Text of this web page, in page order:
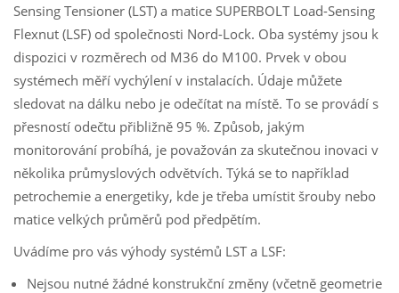
Sensing Tensioner (LST) a matice SUPERBOLT Load-Sensing
Flexnut (LSF) od společnosti Nord-Lock. Oba systémy jsou k
dispozici v rozměrech od M36 do M100. Prvek v obou
systémech měří vychýlení v instalacích. Údaje můžete
sledovat na dálku nebo je odečítat na místě. To se provádí s
přesností odečtu přibližně 95 %. Způsob, jakým
monitorování probíhá, je považován za skutečnou inovaci v
několika průmyslových odvětvích. Týká se to například
petrochemie a energetiky, kde je třeba umístit šrouby nebo
matice velkých průměrů pod předpětím.
Uvádíme pro vás výhody systémů LST a LSF:
Nejsou nutné žádné konstrukční změny (včetně geometrie